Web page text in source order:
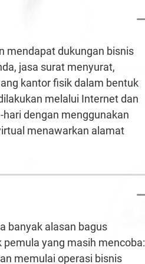
mendapat dukungan bisnis
jasa surat menyurat,
kantor fisik dalam bentuk
melalui Internet dan
dengan menggunakan
menawarkan alamat
banyak alasan bagus
yang masih mencoba:
memulai operasi bisnis